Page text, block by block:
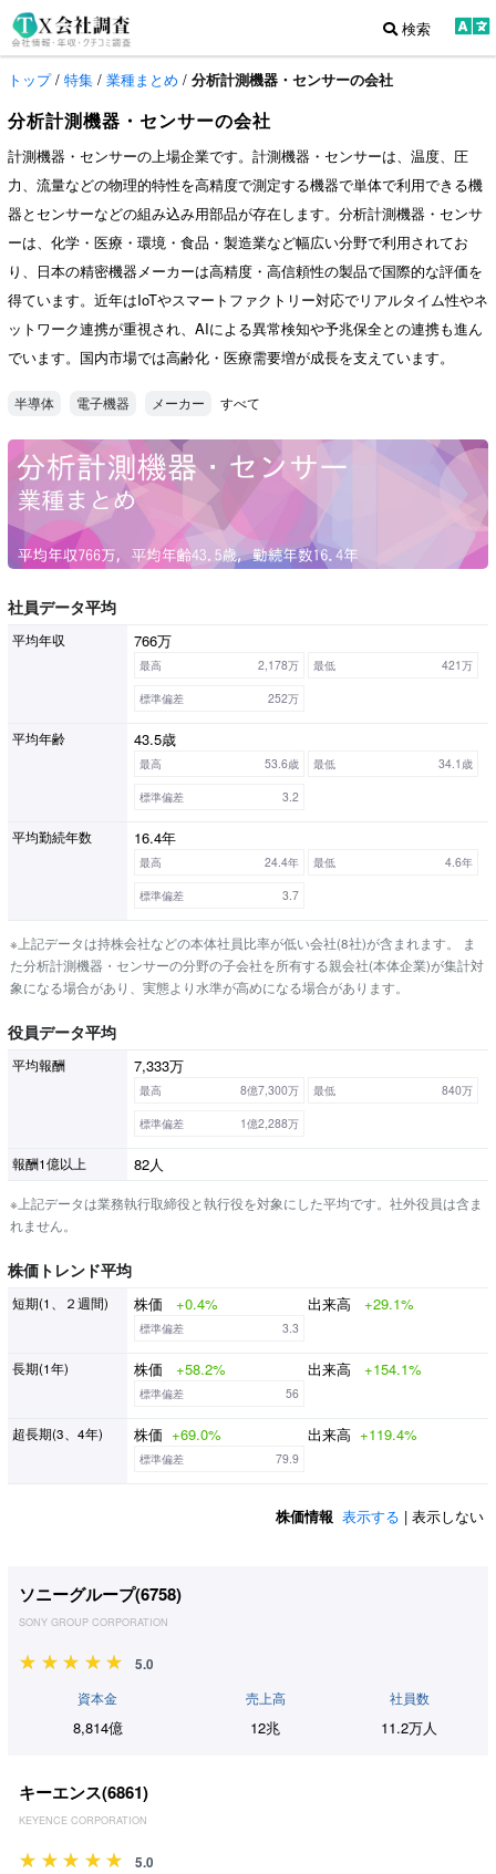
検索
トップ/ 特集 / 業種まとめ / 分析計測機器・センサーの会社
分析計測機器・センサーの会社
計測機器・センサーの上場企業です。計測機器・センサーは、温度、圧
力、流量などの物理的特性を高精度で測定する機器で単体で利用できる機
器とセンサーなどの組み込み用部品が存在します。分析計測機器・センサ
ーは、化学・医療・環境・食品・製造業など幅広い分野で利用されてお
り、日本の精密機器メーカーは高精度・高信頼性の製品で国際的な評価を
得ています。近年はIoTやスマートファクトリー対応でリアルタイム性やネ
ットワーク連携が重視され、AIによる異常検知や予兆保全との連携も進ん
でいます。国内市場では高齢化・医療需要増が成長を支えています。
半導体 電子機器 メーカー すべて
社員データ平均
平均年収 766万
最高 2,178万 最低
421万
標準偏差
252万
平均年齢 43.5歳
最高 53.6歳 最低
34.1歳
標準偏差
3.2
平均勤続年数 16.4年
最高 24.4年 最低
4.6年
標準偏差
3.7
※上記データは持株会社などの本体社員比率が低い会社(8社)が含まれます。 ま
た分析計測機器・センサーの分野の子会社を所有する親会社(本体企業)が集計対
象になる場合があり、実態より水準が高めになる場合があります。
役員データ平均
平均報酬 7,333万
最高 8億7,300万 最低
840万
標準偏差
1億2,288万
報酬1億以上 82人
※上記データは業務執行取締役と執行役を対象にした平均です。社外役員は含ま
れません。
株価トレンド平均
短期(1、２週間) 株価 +0.4% 出来高 +29.1%
標準偏差 3.3
長期(1年) 株価 +58.2% 出来高 +154.1%
標準偏差 56
超長期(3、4年) 株価 +69.0% 出来高 +119.4%
標準偏差 79.9
株価情報 表示する | 表示しない
ソニーグループ(6758)
SONY GROUP CORPORATION
5.0
資本金
8,814億
売上高
12兆
社員数
11.2万人
キーエンス(6861)
KEYENCE CORPORATION
5.0